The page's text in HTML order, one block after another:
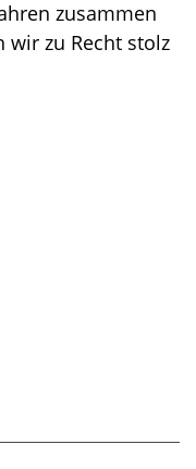
zusammen
wir zu Recht stolz